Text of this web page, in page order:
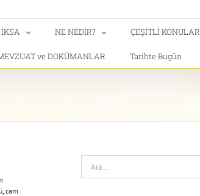
NE NEDİR? ÇEŞİTLİ KONULAR
ve DOKÜMANLAR Tarihte Bugün
, cam
Search
for: